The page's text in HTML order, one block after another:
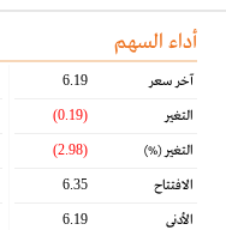
أداء السهم
آخر سعر 6.19
التغير (0.19)
التغير(%)
(2.98)
الافتتاح 6.35
الأدنى 6.19